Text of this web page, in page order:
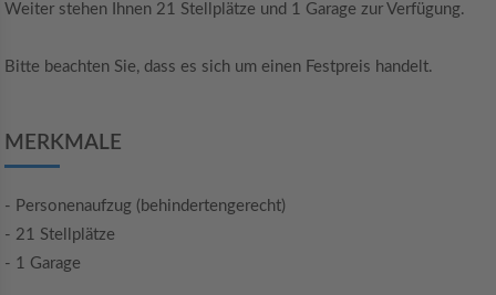
Weiter stehen Ihnen 21 Stellplätze und 1 Garage zur Verfügung.
Bitte beachten Sie, dass es sich um einen Festpreis handelt.
MERKMALE
- Personenaufzug (behindertengerecht)
- 21 Stellplätze
- 1 Garage